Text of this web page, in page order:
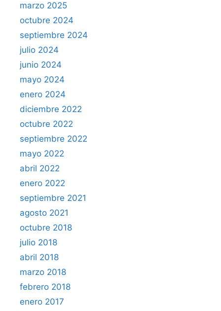
marzo 2025
octubre 2024
septiembre 2024
julio 2024
junio 2024
mayo 2024
enero 2024
diciembre 2022
octubre 2022
septiembre 2022
mayo 2022
abril 2022
enero 2022
septiembre 2021
agosto 2021
octubre 2018
julio 2018
abril 2018
marzo 2018
febrero 2018
enero 2017